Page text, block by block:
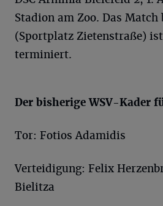
Stadion am Zoo. Das Match
(Sportplatz Zietenstraße)
terminiert.
Der bisherige WSV-Kader
Tor: Fotios Adamidis
Verteidigung: Felix
Bielitza